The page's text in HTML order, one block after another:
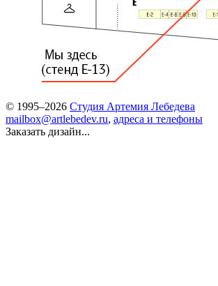
© 1995–2026 Студия Артемия Лебедева
mailbox@artlebedev.ru, адреса и телефоны
Заказать дизайн...